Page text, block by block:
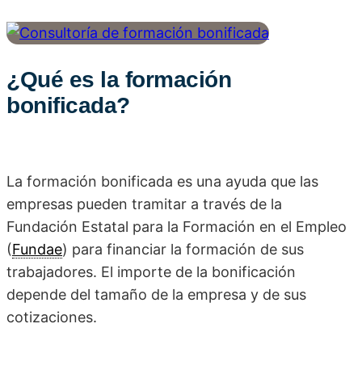
¿Qué es la formación
bonificada?
La formación bonificada es una ayuda que las
empresas pueden tramitar a través de la
Fundación Estatal para la Formación en el Empleo
(Fundae) para financiar la formación de sus
trabajadores. El importe de la bonificación
depende del tamaño de la empresa y de sus
cotizaciones.